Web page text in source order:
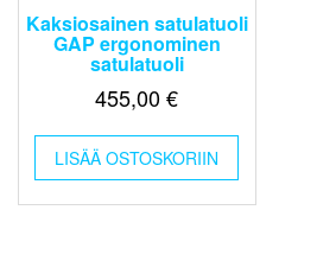
Kaksiosainen satulatuoli
GAP ergonominen
satulatuoli
455,00€
LISÄÄ OSTOSKORIIN